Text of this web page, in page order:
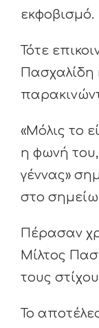
εκφοβισμό.
Τότε
Πασχαλίδη
«Μόλις το
η φωνή
γέννας»
στο
Πέρασαν
Μίλτος
τους
Το